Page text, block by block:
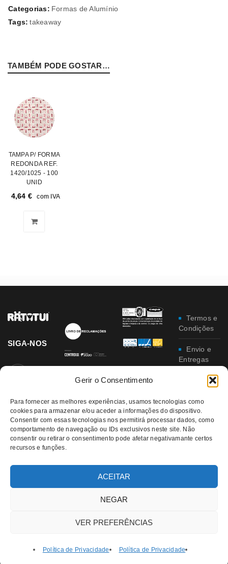
Gerir o Consentimento
Para fornecer as melhores experiências, usamos tecnologias como
cookies para armazenar e/ou aceder a informações do dispositivo.
Consentir com essas tecnologias nos permitirá processar dados, como
comportamento de navegação ou IDs exclusivos neste site. Não
consentir ou retirar o consentimento pode afetar negativamante certos
recursos e funções.
ACEITAR
NEGAR
VER PREFERÊNCIAS
Política de Privacidade Política de Privacidade
Categorias: Formas de Alumínio
Tags: takeaway
TAMBÉM PODE GOSTAR…
TAMPA P/ FORMA
REDONDA REF.
1420/1025 - 100
UNID
4,64 € com IVA
SIGA-NOS
Termos e
Condições
Envio e
Entregas
Trocas e
Política
de
Privacidade
© 2021 RATATUI | All Rights Reserved – Direitos Reservados |